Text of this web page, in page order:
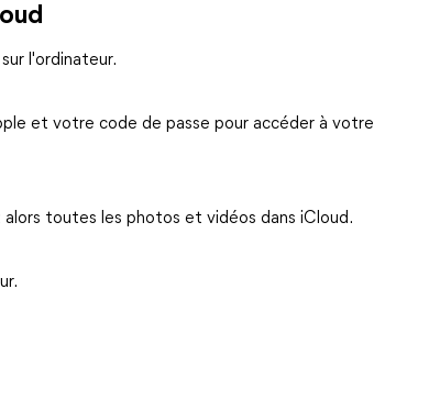
sur l'ordinateur.
et votre code de passe pour accéder à votre
toutes les photos et vidéos dans iCloud.